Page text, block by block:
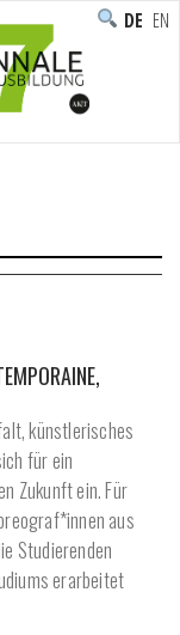
künstlerisches
für ein
Zukunft ein. Für
aus
Studierenden
erarbeitet